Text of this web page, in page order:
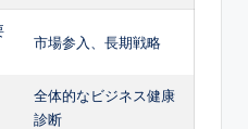
市場参入、長期戦略
全体的なビジネス健康
診断